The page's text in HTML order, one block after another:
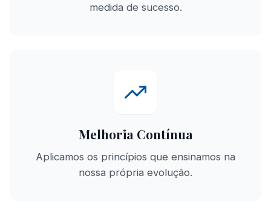
medida de sucesso.
Melhoria Contínua
Aplicamos os princípios que ensinamos na
nossa própria evolução.